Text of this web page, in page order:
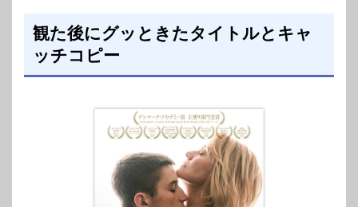
観た後にグッときたタイトルとキャ
ッチコピー